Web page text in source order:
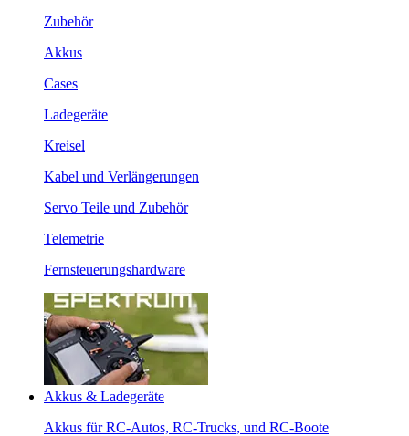
Zubehör
Akkus
Cases
Ladegeräte
Kreisel
Kabel und Verlängerungen
Servo Teile und Zubehör
Telemetrie
Fernsteuerungshardware
Akkus & Ladegeräte
Akkus für RC-Autos, RC-Trucks, und RC-Boote